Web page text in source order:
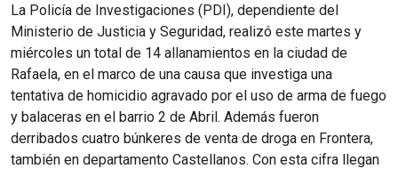
La Policía de Investigaciones (PDI), dependiente del
Ministerio de Justicia y Seguridad, realizó este martes y
miércoles un total de 14 allanamientos en la ciudad de
Rafaela, en el marco de una causa que investiga una
tentativa de homicidio agravado por el uso de arma de fuego
y balaceras en el barrio 2 de Abril. Además fueron
derribados cuatro búnkeres de venta de droga en Frontera,
también en departamento Castellanos. Con esta cifra llegan